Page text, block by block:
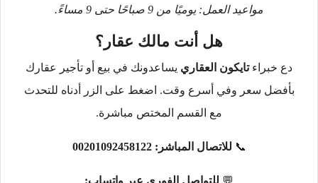
مواعيد العمل: يوميًا من 9 صباحًا حتى 9 مساءً.
هل أنت مالك عقار؟
دع خبراءتايكون العقاري يساعدونك في بيع أو تأجير عقارك
بأفضل سعر وفي أسرع وقت. اضغط على الزر أدناه للتحدث
مع القسم المختص مباشرة.
📞 للاتصال المباشر: 00201092458122
💬 للتواصل الفوري عبر واتساب: